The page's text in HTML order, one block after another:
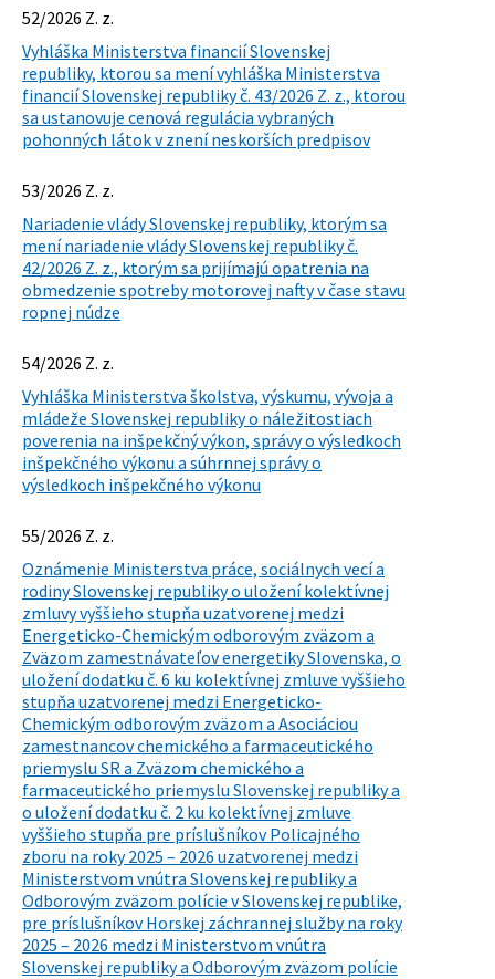
52/2026 Z. z.
Vyhláška Ministerstva financií Slovenskej
republiky, ktorou sa mení vyhláška Ministerstva
financií Slovenskej republiky č. 43/2026 Z. z., ktorou
sa ustanovuje cenová regulácia vybraných
pohonných látok v znení neskorších predpisov
53/2026 Z. z.
Nariadenie vlády Slovenskej republiky, ktorým sa
mení nariadenie vlády Slovenskej republiky č.
42/2026 Z. z., ktorým sa prijímajú opatrenia na
obmedzenie spotreby motorovej nafty v čase stavu
ropnej núdze
54/2026 Z. z.
Vyhláška Ministerstva školstva, výskumu, vývoja a
mládeže Slovenskej republiky o náležitostiach
poverenia na inšpekčný výkon, správy o výsledkoch
inšpekčného výkonu a súhrnnej správy o
výsledkoch inšpekčného výkonu
55/2026 Z. z.
Oznámenie Ministerstva práce, sociálnych vecí a
rodiny Slovenskej republiky o uložení kolektívnej
zmluvy vyššieho stupňa uzatvorenej medzi
Energeticko-Chemickým odborovým zväzom a
Zväzom zamestnávateľov energetiky Slovenska, o
uložení dodatku č. 6 ku kolektívnej zmluve vyššieho
stupňa uzatvorenej medzi Energeticko-
Chemickým odborovým zväzom a Asociáciou
zamestnancov chemického a farmaceutického
priemyslu SR a Zväzom chemického a
farmaceutického priemyslu Slovenskej republiky a
o uložení dodatku č. 2 ku kolektívnej zmluve
vyššieho stupňa pre príslušníkov Policajného
zboru na roky 2025 – 2026 uzatvorenej medzi
Ministerstvom vnútra Slovenskej republiky a
Odborovým zväzom polície v Slovenskej republike,
pre príslušníkov Horskej záchrannej služby na roky
2025 – 2026 medzi Ministerstvom vnútra
Slovenskej republiky a Odborovým zväzom polície